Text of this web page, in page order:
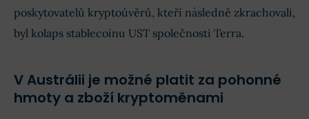
poskytovatelů kryptoúvěrů, kteří následně zkrachovali,
byl kolaps stablecoinu UST společnosti Terra.
V Austrálii je možné platit za pohonné
hmoty a zboží kryptoměnami